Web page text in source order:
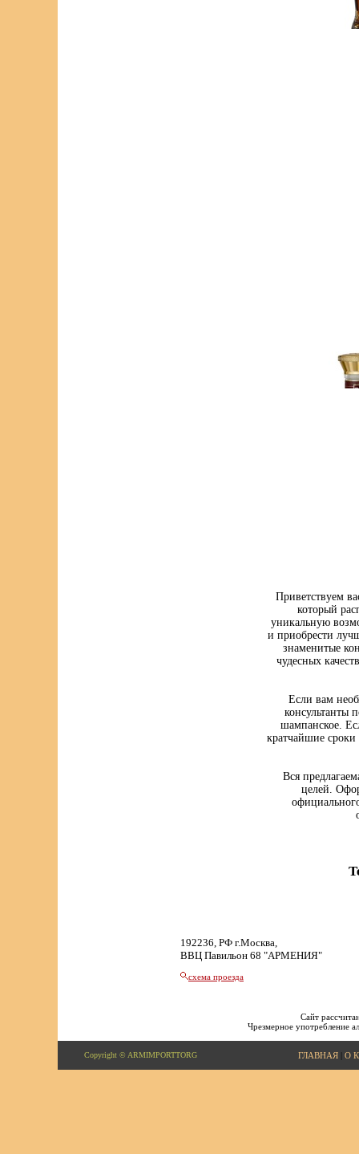
Приветствуем
который
уникальную
и приобрести
знаменитые
чудесных
Если вам
консультанты
шампанское.
кратчайшие
Вся
целей.
192236, РФ г.Москва,
ВВЦ Павильон 68 "АРМЕНИЯ"
схема проезда
Сайт
Чрезмерное употребление
Copyright © ARMIMPORTTORG ГЛАВНАЯ| О